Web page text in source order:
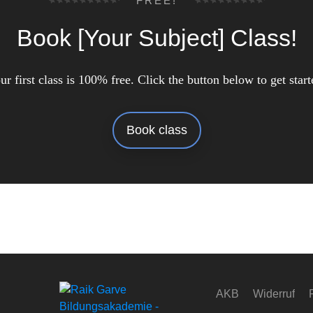
Book [Your Subject] Class!
first class is 100% free. Click the button below to get
Book class
AKB Widerruf